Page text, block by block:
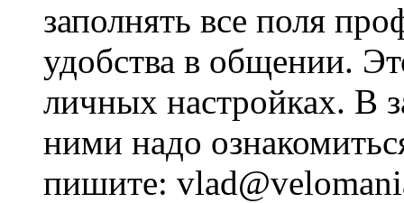
заполнять все поля
удобства в общении.
личных настройках. В
ними надо
пишите: